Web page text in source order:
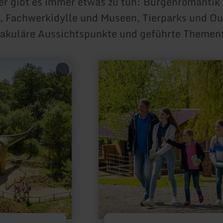
und Museen, Tierparks und
Aussichtspunkte und geführte
mehr
erfahren
zu:
Auf
Tuchfühlung
mit
dem
wilden
Leben